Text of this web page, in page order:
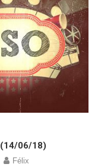
06/18)
Félix